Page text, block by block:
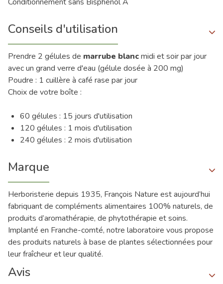
Conseils d'utilisation
Prendre 2 gélules de marrube blancmidi et soir par jour
avec un grand verre d'eau (gélule dosée à 200 mg)
Poudre : 1 cuillère à café rase par jour
Choix de votre boîte :
60 gélules : 15 jours d'utilisation
120 gélules : 1 mois d'utilisation
240 gélules : 2 mois d'utilisation
Marque
Herboristerie depuis 1935, François Nature est aujourd’hui
fabriquant de compléments alimentaires 100% naturels, de
produits d’aromathérapie, de phytothérapie et soins.
Implanté en Franche-comté, notre laboratoire vous propose
des produits naturels à base de plantes sélectionnées pour
leur fraîcheur et leur qualité.
Avis